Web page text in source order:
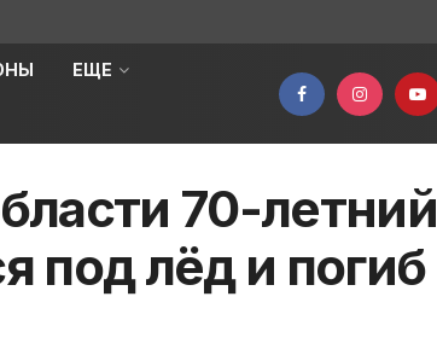
ЕЩЕ
70-летний
под лёд и погиб